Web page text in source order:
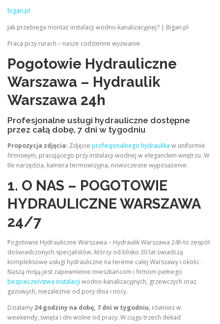
bigan.pl
Jak przebiega montaż instalacji wodno-kanalizacyjnej? | Bigan.pl
Praca przy rurach – nasze codzienne wyzwanie.
Pogotowie Hydrauliczne
Warszawa – Hydraulik
Warszawa 24h
Profesjonalne usługi hydrauliczne dostępne
przez całą dobę, 7 dni w tygodniu
Propozycja zdjęcia: Zdjęcie profesjonalnego hydraulika w uniformie
firmowym, pracującego przy instalacji wodnej w eleganckim wnętrzu. W
tle narzędzia, kamera termowizyjna, nowoczesne wyposażenie.
1. O NAS – POGOTOWIE
HYDRAULICZNE WARSZAWA
24/7
Pogotowie Hydrauliczne Warszawa – Hydraulik Warszawa 24h to zespół
doświadczonych specjalistów, którzy od blisko 30 lat świadczą
kompleksowe usługi hydrauliczne na terenie całej Warszawy i okolic.
Naszą misją jest zapewnienie mieszkańcom i firmom pełnego
bezpieczeństwa instalacji wodno‑kanalizacyjnych, grzewczych oraz
gazowych, niezależnie od pory dnia i nocy.
Działamy 24 godziny na dobę, 7 dni w tygodniu, również w
weekendy, święta i dni wolne od pracy. W ciągu trzech dekad